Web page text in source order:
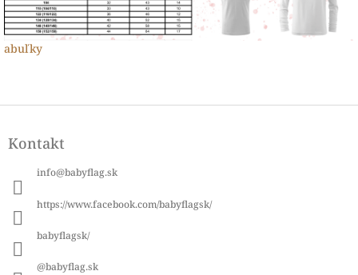
abuľky
pKontakt
info@babyflag.sk
https://www.facebook.com/babyflagsk/
babyflagsk/
@babyflag.sk